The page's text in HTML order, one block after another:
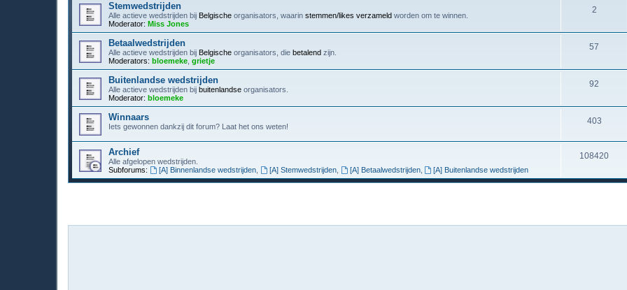
Stemwedstrijden
Alle actieve wedstrijden bij Belgische organisators, waarin stemmen/likes verzameld worden om te winnen.
Moderator: Miss Jones
2
Betaalwedstrijden
Alle actieve wedstrijden bij Belgische organisators, die betalend zijn.
Moderators: bloemeke grietje
57
Buitenlandse wedstrijden
Alle actieve wedstrijden bij buitenlandse organisators.
Moderator: bloemeke
92
Winnaars
Iets gewonnen dankzij dit forum? Laat het ons weten!
403
Archief
Alle afgelopen wedstrijden.
Subforums:
[A] Binnenlandse wedstrijden, [A] Stemwedstrijden, [A] Betaalwedstrijden, [A] Buitenlandse wedstrijden
108420